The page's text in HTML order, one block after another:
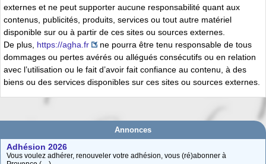
externes et ne peut supporter aucune responsabilité quant aux
contenus, publicités, produits, services ou tout autre matériel
disponible sur ou à partir de ces sites ou sources externes.
De plus, https://agha.fr
ne pourra être tenu responsable de tous
dommages ou pertes avérés ou allégués consécutifs ou en relation
avec l’utilisation ou le fait d’avoir fait confiance au contenu, à des
biens ou des services disponibles sur ces sites ou sources externes.
Annonces
Adhésion 2026
Vous voulez adhérer, renouveler votre adhésion, vous (ré)abonner à
Provence (…)